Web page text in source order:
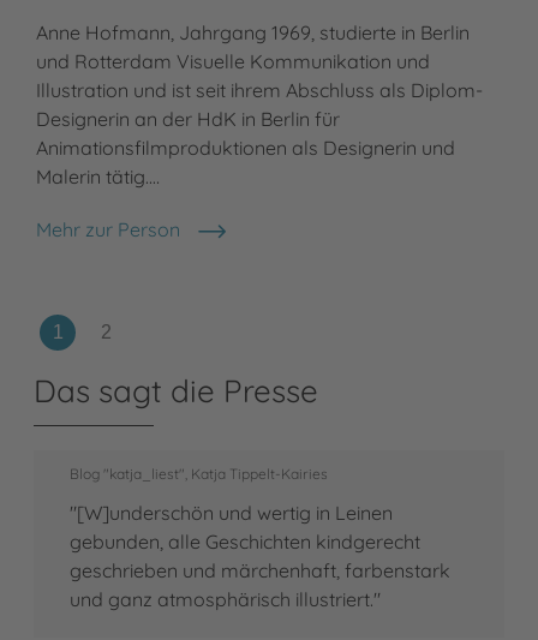
Anne Hofmann, Jahrgang 1969, studierte in Berlin
und Rotterdam Visuelle Kommunikation und
Illustration und ist seit ihrem Abschluss als Diplom-
Designerin an der HdK in Berlin für
Animationsfilmproduktionen als Designerin und
Malerin tätig.…
Mehr zur Person
Anne Hofmann
Das sagt die Presse
Blog "katja_liest", Katja Tippelt-Kairies
"[W]underschön und wertig in Leinen
gebunden, alle Geschichten kindgerecht
geschrieben und märchenhaft, farbenstark
und ganz atmosphärisch illustriert."